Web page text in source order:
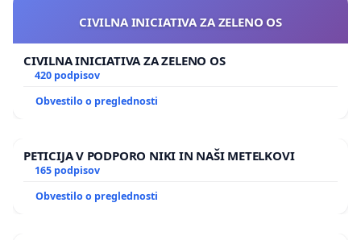
CIVILNA INICIATIVA ZA ZELENO OS
CIVILNA INICIATIVA ZA ZELENO OS
420 podpisov
Obvestilo o preglednosti
PETICIJA V PODPORO NIKI IN NAŠI METELKOVI
165 podpisov
Obvestilo o preglednosti